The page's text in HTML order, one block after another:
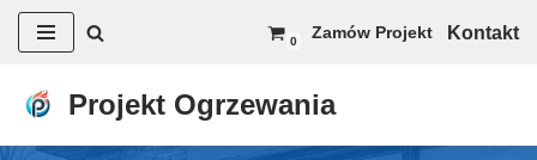
do
0 Zamów Projekt Kontakt
Projekt Ogrzewania